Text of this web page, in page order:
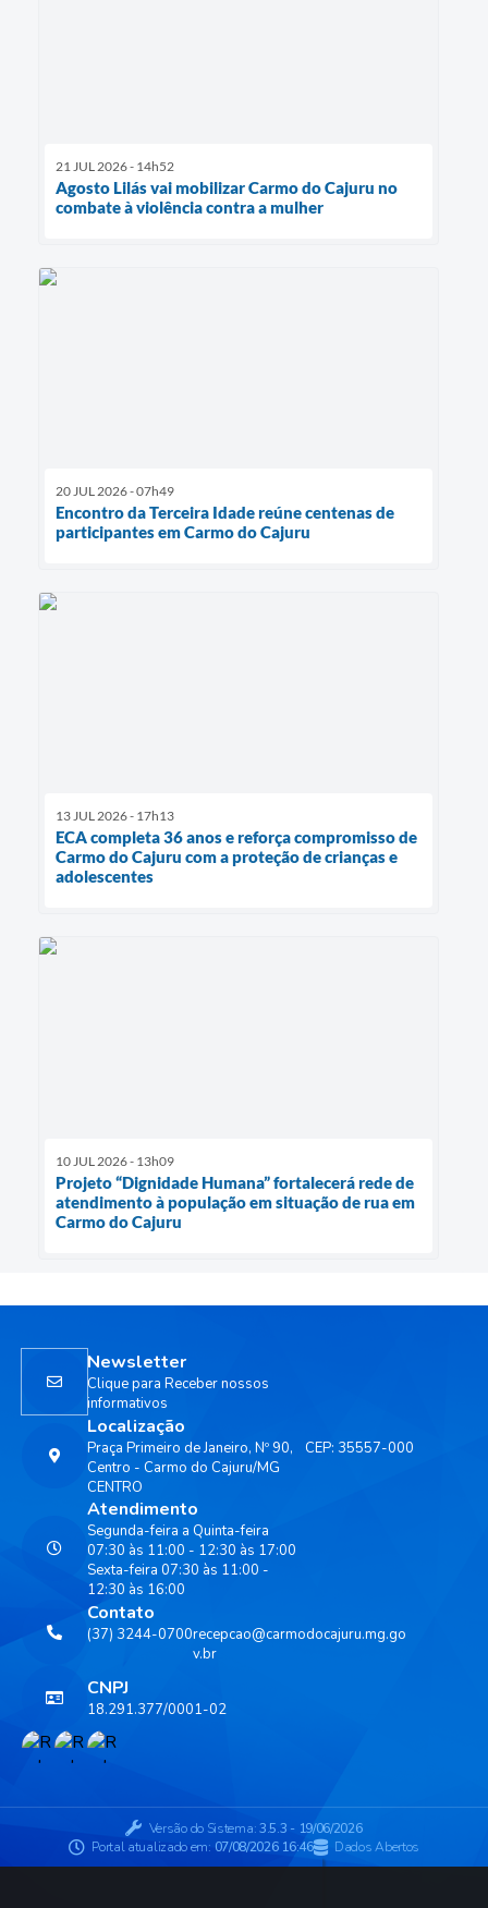
21 JUL 2026 - 14h52
Agosto Lilás vai mobilizar Carmo do Cajuru no
combate à violência contra a mulher
20 JUL 2026 - 07h49
Encontro da Terceira Idade reúne centenas de
participantes em Carmo do Cajuru
13 JUL 2026 - 17h13
ECA completa 36 anos e reforça compromisso de
Carmo do Cajuru com a proteção de crianças e
adolescentes
10 JUL 2026 - 13h09
Projeto “Dignidade Humana” fortalecerá rede de
atendimento à população em situação de rua em
Carmo do Cajuru
Localização
Praça Primeiro de Janeiro, Nº 90,
Centro - Carmo do Cajuru/MG
CENTRO
CEP: 35557-000
Contato
(37) 3244-0700recepcao@carmodocajuru.mg.go
v.br
Atendimento
Segunda-feira a Quinta-feira
07:30 às 11:00 - 12:30 às 17:00
Sexta-feira 07:30 às 11:00 -
12:30 às 16:00
CNPJ
18.291.377/0001-02
Newsletter
Clique para Receber nossos
informativos
Versão do Sistema:3.5.3 - 19/06/2026
Portal atualizado em: 07/08/2026 16:46 Dados Abertos